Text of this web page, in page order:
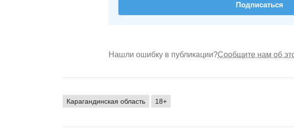
Подписаться
Нашли ошибку в публикации?Сообщите нам об
Карагандинская область 18+